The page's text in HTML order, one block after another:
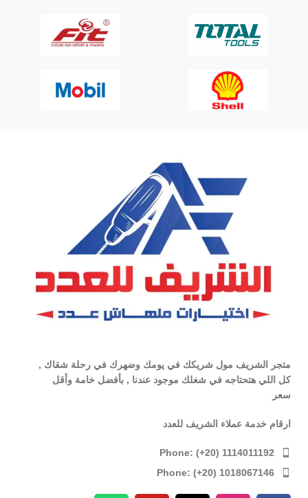
متجر الشريف مول شريكك في يومك وضهرك في رحلة شقاك ,
كل اللي هتحتاجه في شغلك موجود عندنا , بأفضل خامة وأقل
سعر
ارقام خدمة عملاء الشريف للعدد
Phone: (+20) 1114011192
Phone: (+20) 1018067146